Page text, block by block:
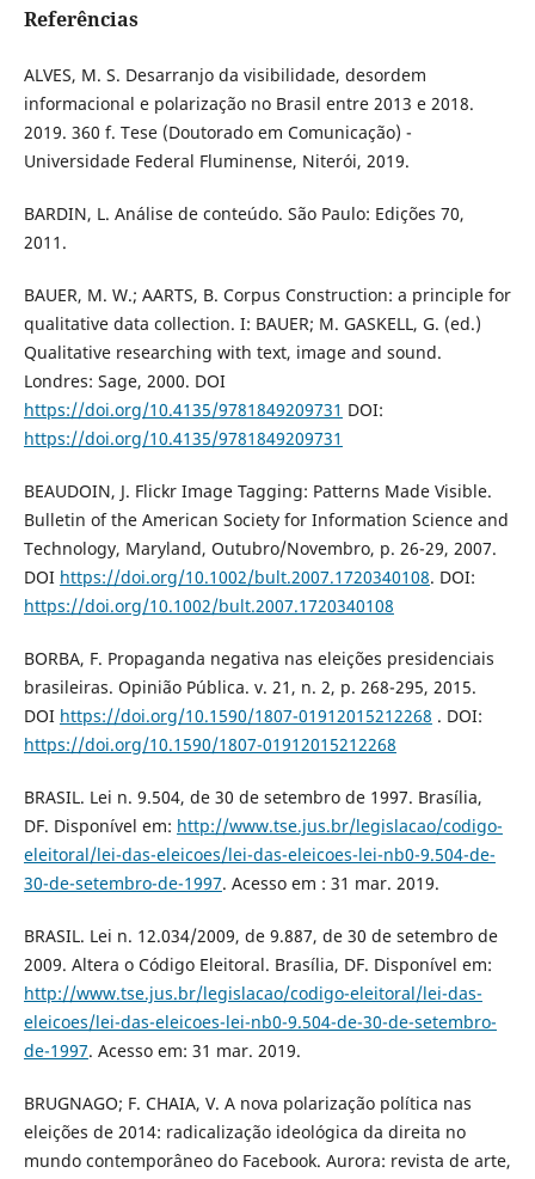
Referências
ALVES, M. S. Desarranjo da visibilidade, desordem
informacional e polarização no Brasil entre 2013 e 2018.
2019. 360 f. Tese (Doutorado em Comunicação) -
Universidade Federal Fluminense, Niterói, 2019.
BARDIN, L. Análise de conteúdo. São Paulo: Edições 70,
2011.
BAUER, M. W.; AARTS, B. Corpus Construction: a principle for
qualitative data collection. I: BAUER; M. GASKELL, G. (ed.)
Qualitative researching with text, image and sound.
Londres: Sage, 2000. DOI
https://doi.org/10.4135/9781849209731 DOI:
https://doi.org/10.4135/9781849209731
BEAUDOIN, J. Flickr Image Tagging: Patterns Made Visible.
Bulletin of the American Society for Information Science and
Technology, Maryland, Outubro/Novembro, p. 26-29, 2007.
DOI https://doi.org/10.1002/bult.2007.1720340108. DOI:
https://doi.org/10.1002/bult.2007.1720340108
BORBA, F. Propaganda negativa nas eleições presidenciais
brasileiras. Opinião Pública. v. 21, n. 2, p. 268-295, 2015.
DOI https://doi.org/10.1590/1807-01912015212268 . DOI:
https://doi.org/10.1590/1807-01912015212268
BRASIL. Lei n. 9.504, de 30 de setembro de 1997. Brasília,
DF. Disponível em: http://www.tse.jus.br/legislacao/codigo-
eleitoral/lei-das-eleicoes/lei-das-eleicoes-lei-nb0-9.504-de-
30-de-setembro-de-1997. Acesso em : 31 mar. 2019.
BRASIL. Lei n. 12.034/2009, de 9.887, de 30 de setembro de
2009. Altera o Código Eleitoral. Brasília, DF. Disponível em:
http://www.tse.jus.br/legislacao/codigo-eleitoral/lei-das-
eleicoes/lei-das-eleicoes-lei-nb0-9.504-de-30-de-setembro-
de-1997. Acesso em: 31 mar. 2019.
BRUGNAGO; F. CHAIA, V. A nova polarização política nas
eleições de 2014: radicalização ideológica da direita no
mundo contemporâneo do Facebook. Aurora: revista de arte,